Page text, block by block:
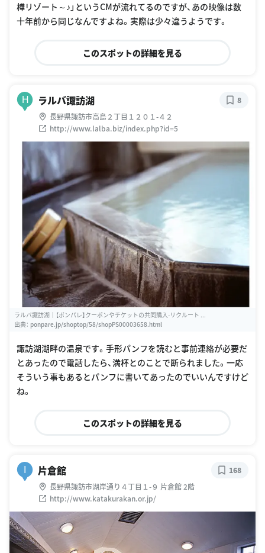
樺リゾート～♪」というCMが流れてるのですが、あの映像は数
十年前から同じなんですよね。実際は少々違うようです。
このスポットの詳細を見る
H ラルバ諏訪湖
長野県諏訪市高島２丁目１２０１-４２
http://www.lalba.biz/index.php?id=5
8
ラルバ諏訪湖｜【ポンパレ】クーポンやチケットの共同購入-リクルート ...
出典： ponpare.jp/shoptop/58/shopPS00003658.html
諏訪湖湖畔の温泉です。手形パンフを読むと事前連絡が必要だ
とあったので電話したら、満杯とのことで断られました。一応
そういう事もあるとパンフに書いてあったのでいいんですけど
ね。
このスポットの詳細を見る
I 片倉館
長野県諏訪市湖岸通り４丁目１-９ 片倉館 2階
http://www.katakurakan.or.jp/
168